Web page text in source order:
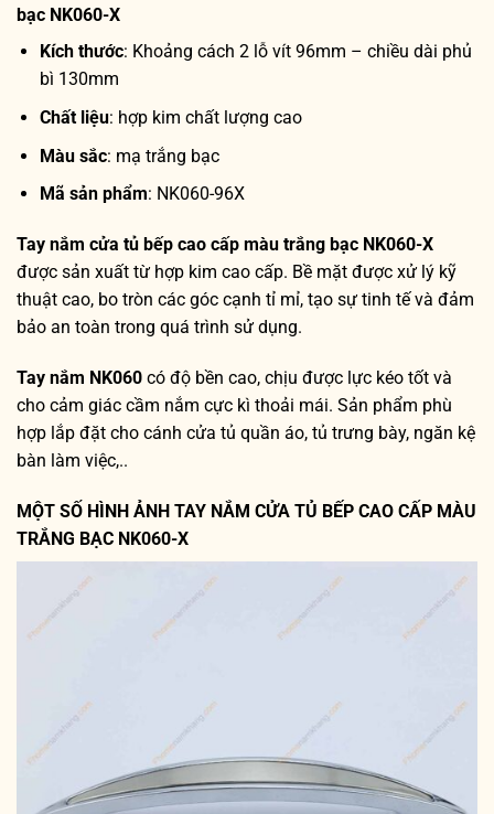
bạc NK060-X
Kích thước: Khoảng cách 2 lỗ vít 96mm – chiều dài phủ
bì 130mm
Chất liệu: hợp kim chất lượng cao
Màu sắc: mạ trắng bạc
Mã sản phẩm: NK060-96X
Tay nắm cửa tủ bếp cao cấp màu trắng bạc NK060-X
được sản xuất từ hợp kim cao cấp. Bề mặt được xử lý kỹ
thuật cao, bo tròn các góc cạnh tỉ mỉ, tạo sự tinh tế và đảm
bảo an toàn trong quá trình sử dụng.
Tay nắm NK060 có độ bền cao, chịu được lực kéo tốt và
cho cảm giác cầm nắm cực kì thoải mái. Sản phẩm phù
hợp lắp đặt cho cánh cửa tủ quần áo, tủ trưng bày, ngăn kệ
bàn làm việc,..
MỘT SỐ HÌNH ẢNH TAY NẮM CỬA TỦ BẾP CAO CẤP MÀU
TRẮNG BẠC NK060-X